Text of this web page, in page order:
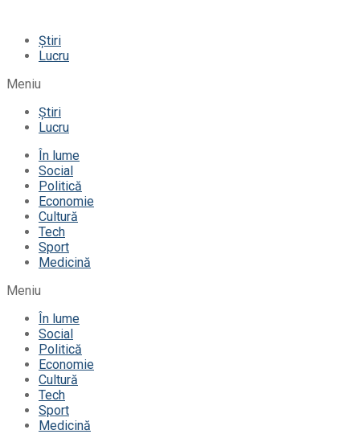
Știri
Lucru
Meniu
Știri
Lucru
În lume
Social
Politică
Economie
Cultură
Tech
Sport
Medicină
Meniu
În lume
Social
Politică
Economie
Cultură
Tech
Sport
Medicină